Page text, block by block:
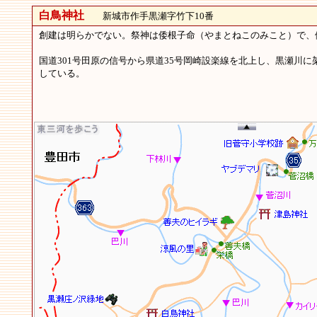
白鳥神社新城市作手黒瀬字竹下10番
創建は明らかでない。祭神は倭根子命（やまとねこのみこと）で
国道301号田原の信号から県道35号岡崎設楽線を北上し、黒瀬川
している。